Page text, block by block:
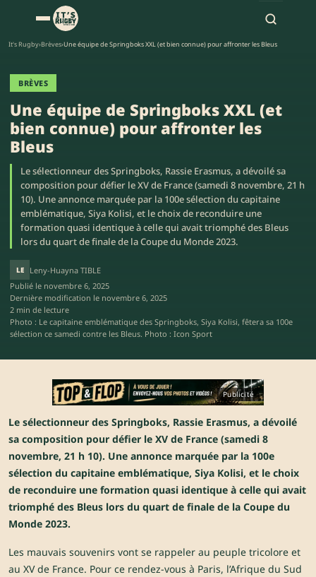
It's Rugby›Brèves›Une équipe de Springboks XXL (et bien connue) pour affronter les Bleus
BRÈVES
Une équipe de Springboks XXL (et
bien connue) pour affronter les
Bleus
Le sélectionneur des Springboks, Rassie Erasmus, a dévoilé sa
composition pour défier le XV de France (samedi 8 novembre, 21 h
10). Une annonce marquée par la 100e sélection du capitaine
emblématique, Siya Kolisi, et le choix de reconduire une
formation quasi identique à celle qui avait triomphé des Bleus
lors du quart de finale de la Coupe du Monde 2023.
LE
Leny-Huayna TIBLE
Publié le novembre 6, 2025
Dernière modification le novembre 6, 2025
2 min de lecture
Photo : Le capitaine emblématique des Springboks, Siya Kolisi, fêtera sa 100e
sélection ce samedi contre les Bleus. Photo : Icon Sport
Publicité
Le sélectionneur des Springboks, Rassie Erasmus, a dévoilé
sa composition pour défier le XV de France (samedi 8
novembre, 21 h 10). Une annonce marquée par la 100e
sélection du capitaine emblématique, Siya Kolisi, et le choix
de reconduire une formation quasi identique à celle qui avait
triomphé des Bleus lors du quart de finale de la Coupe du
Monde 2023.
Les mauvais souvenirs vont se rappeler au peuple tricolore et
au XV de France. Pour ce rendez-vous à Paris, l’Afrique du Sud